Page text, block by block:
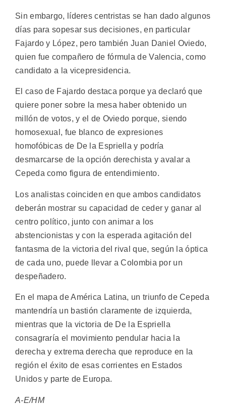
Sin embargo, líderes centristas se han dado algunos
días para sopesar sus decisiones, en particular
Fajardo y López, pero también Juan Daniel Oviedo,
quien fue compañero de fórmula de Valencia, como
candidato a la vicepresidencia.
El caso de Fajardo destaca porque ya declaró que
quiere poner sobre la mesa haber obtenido un
millón de votos, y el de Oviedo porque, siendo
homosexual, fue blanco de expresiones
homofóbicas de De la Espriella y podría
desmarcarse de la opción derechista y avalar a
Cepeda como figura de entendimiento.
Los analistas coinciden en que ambos candidatos
deberán mostrar su capacidad de ceder y ganar al
centro político, junto con animar a los
abstencionistas y con la esperada agitación del
fantasma de la victoria del rival que, según la óptica
de cada uno, puede llevar a Colombia por un
despeñadero.
En el mapa de América Latina, un triunfo de Cepeda
mantendría un bastión claramente de izquierda,
mientras que la victoria de De la Espriella
consagraría el movimiento pendular hacia la
derecha y extrema derecha que reproduce en la
región el éxito de esas corrientes en Estados
Unidos y parte de Europa.
A-E/HM